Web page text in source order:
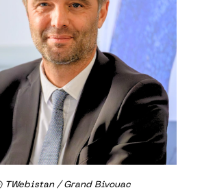
TWebistan / Grand Bivouac